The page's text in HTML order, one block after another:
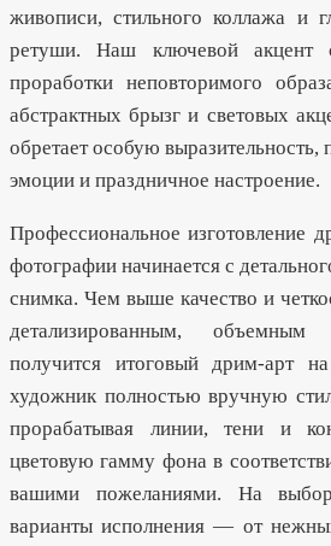
живописи, стильного коллажа и
ретуши. Наш ключевой акцент
проработки неповторимого
абстрактных брызг и световых
обретает особую выразительность,
эмоции и праздничное настроение.
Профессиональное изготовление
фотографии начинается с
снимка. Чем выше качество и
детализированным,
получится итоговый дрим-арт
художник полностью вручную
прорабатывая линии, тени и
цветовую гамму фона в
вашими пожеланиями. На
варианты исполнения — от